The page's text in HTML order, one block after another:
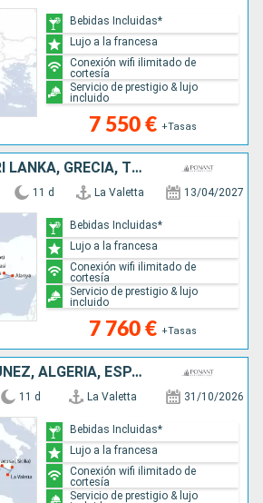
7 550 € +Tasas
Bebidas Incluidas*
Lujo a la francesa
Conexión wifi ilimitado de
cortesía
Servicio de prestigio & lujo
incluido
MALTA, ITALIA, SRI LANKA, GRECIA, TURQUÍA
11 d La Valetta 13/04/2027
7 760 € +Tasas
Bebidas Incluidas*
Lujo a la francesa
Conexión wifi ilimitado de
cortesía
Servicio de prestigio & lujo
incluido
MALTA, ITALIA, TÚNEZ, ALGERIA, ESPAÑA
11 d La Valetta 31/10/2026
Bebidas Incluidas*
Lujo a la francesa
Conexión wifi ilimitado de
cortesía
Servicio de prestigio & lujo